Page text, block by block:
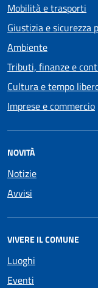
Mobilità e trasporti
Giustizia e sicurezza
Ambiente
Tributi, finanze e
Cultura e tempo
Imprese e commercio
NOVITÀ
Notizie
Avvisi
VIVERE IL COMUNE
Luoghi
Eventi